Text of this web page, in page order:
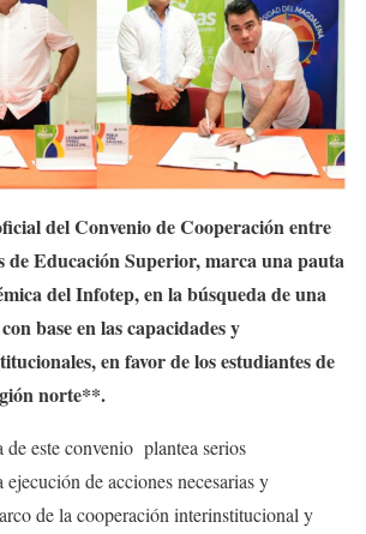
del Convenio de Cooperación entre
de Educación Superior, marca una pauta
del Infotep, en la búsqueda de una
base en las capacidades y
en favor de los estudiantes de
norte**.
de este convenio plantea serios
de acciones necesarias y
de la cooperación interinstitucional y